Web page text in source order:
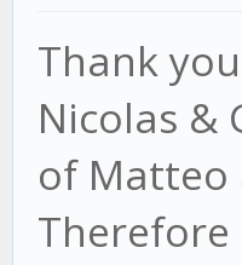
Thank
Nicolas &
of Matteo